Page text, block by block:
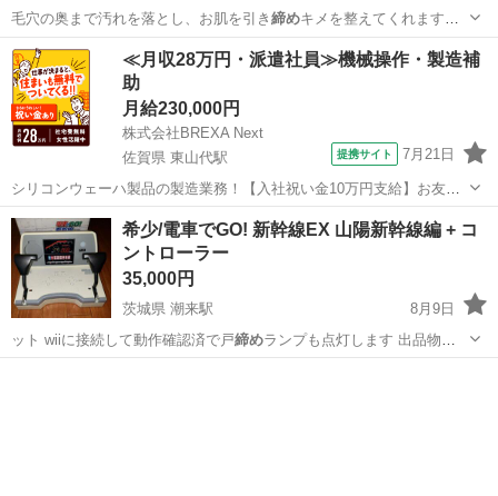
毛穴の奥まで汚れを落とし、お肌を引き 締めキメを整えてくれます。
5つの美肌保湿…
香川 高松市 大町駅 スキンケア
≪月収28万円・派遣社員≫機械操作・製造補
助
月給230,000円
株式会社BREXA Next
佐賀県 東山代駅
提携サイト 7月21日
シリコンウェーハ製品の製造業務！【入社祝い金10万円支給】お友達
やカップルとの応募OK◎年間休日129日＆休出なしでプライベート充
実♪業務はクリーンルームで快適作業◎自社正社員登用制度あり★1食
300円～の格安食堂あり！《佐...
佐賀 伊万里市 東山代駅 その他
希少/電車でGO! 新幹線EX 山陽新幹線編 + コ
ントローラー
35,000円
茨城県 潮来駅
8月9日
ット wiiに接続して動作確認済で戸締めランプも点灯します 出品物は
写真のと…